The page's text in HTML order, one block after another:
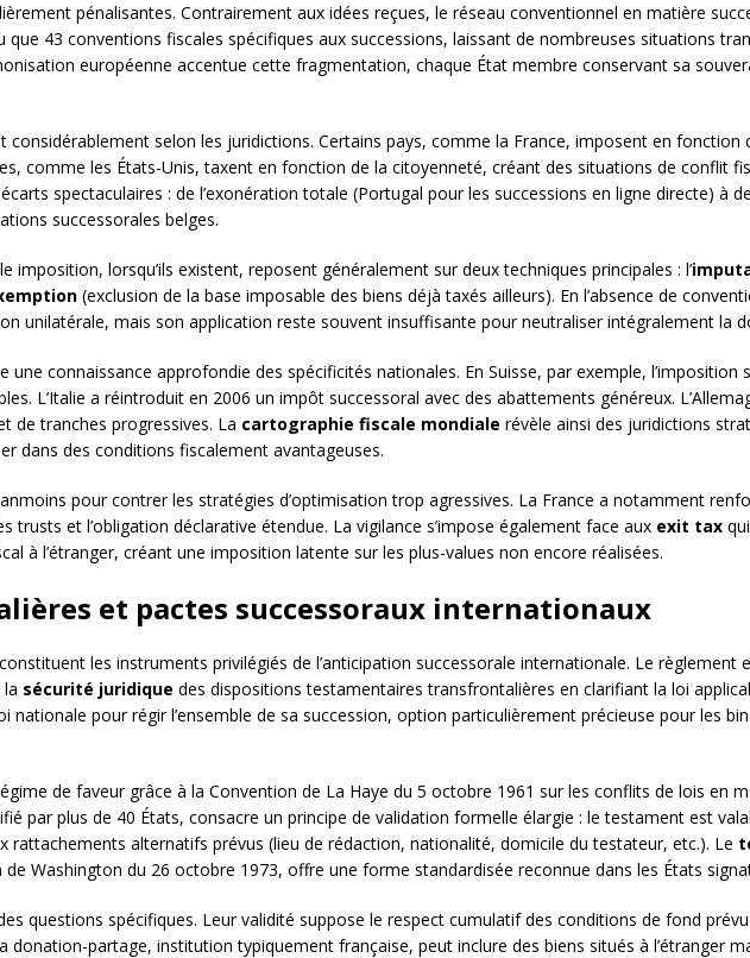
pénalisantes. Contrairement aux idées reçues, le réseau conventionnel en matière
que 43 conventions fiscales spécifiques aux successions, laissant de nombreuses situations
européenne accentue cette fragmentation, chaque État membre conservant sa
considérablement selon les juridictions. Certains pays, comme la France, imposent en fonction
comme les États-Unis, taxent en fonction de la citoyenneté, créant des situations de conflit
spectaculaires : de l’exonération totale (Portugal pour les successions en ligne directe) à
successorales belges.
imposition, lorsqu’ils existent, reposent généralement sur deux techniques principales : l’
(exclusion de la base imposable des biens déjà taxés ailleurs). En l’absence de
unilatérale, mais son application reste souvent insuffisante pour neutraliser intégralement la
connaissance approfondie des spécificités nationales. En Suisse, par exemple, l’imposition
L’Italie a réintroduit en 2006 un impôt successoral avec des abattements généreux.
de tranches progressives. La cartographie fiscale mondiale révèle ainsi des juridictions
dans des conditions fiscalement avantageuses.
pour contrer les stratégies d’optimisation trop agressives. La France a notamment
trusts et l’obligation déclarative étendue. La vigilance s’impose également face aux exit tax
à l’étranger, créant une imposition latente sur les plus-values non encore réalisées.
et pactes successoraux internationaux
les instruments privilégiés de l’anticipation successorale internationale. Le règlement
sécurité juridique des dispositions testamentaires transfrontalières en clarifiant la loi
nationale pour régir l’ensemble de sa succession, option particulièrement précieuse pour les
de faveur grâce à la Convention de La Haye du 5 octobre 1961 sur les conflits de lois en
par plus de 40 États, consacre un principe de validation formelle élargie : le testament est
rattachements alternatifs prévus (lieu de rédaction, nationalité, domicile du testateur, etc.). Le
Washington du 26 octobre 1973, offre une forme standardisée reconnue dans les États
questions spécifiques. Leur validité suppose le respect cumulatif des conditions de fond
donation-partage, institution typiquement française, peut inclure des biens situés à l’étranger